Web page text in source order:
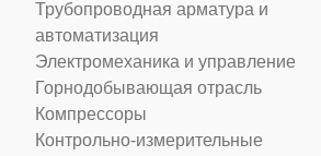
Трубопроводная арматура и
автоматизация
Электромеханика и управление
Горнодобывающая отрасль
Компрессоры
Контрольно-измерительные